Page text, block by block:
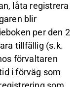
låta registrera
blir
per den 2
tillfällig (s.k.
förvaltaren
i förväg som